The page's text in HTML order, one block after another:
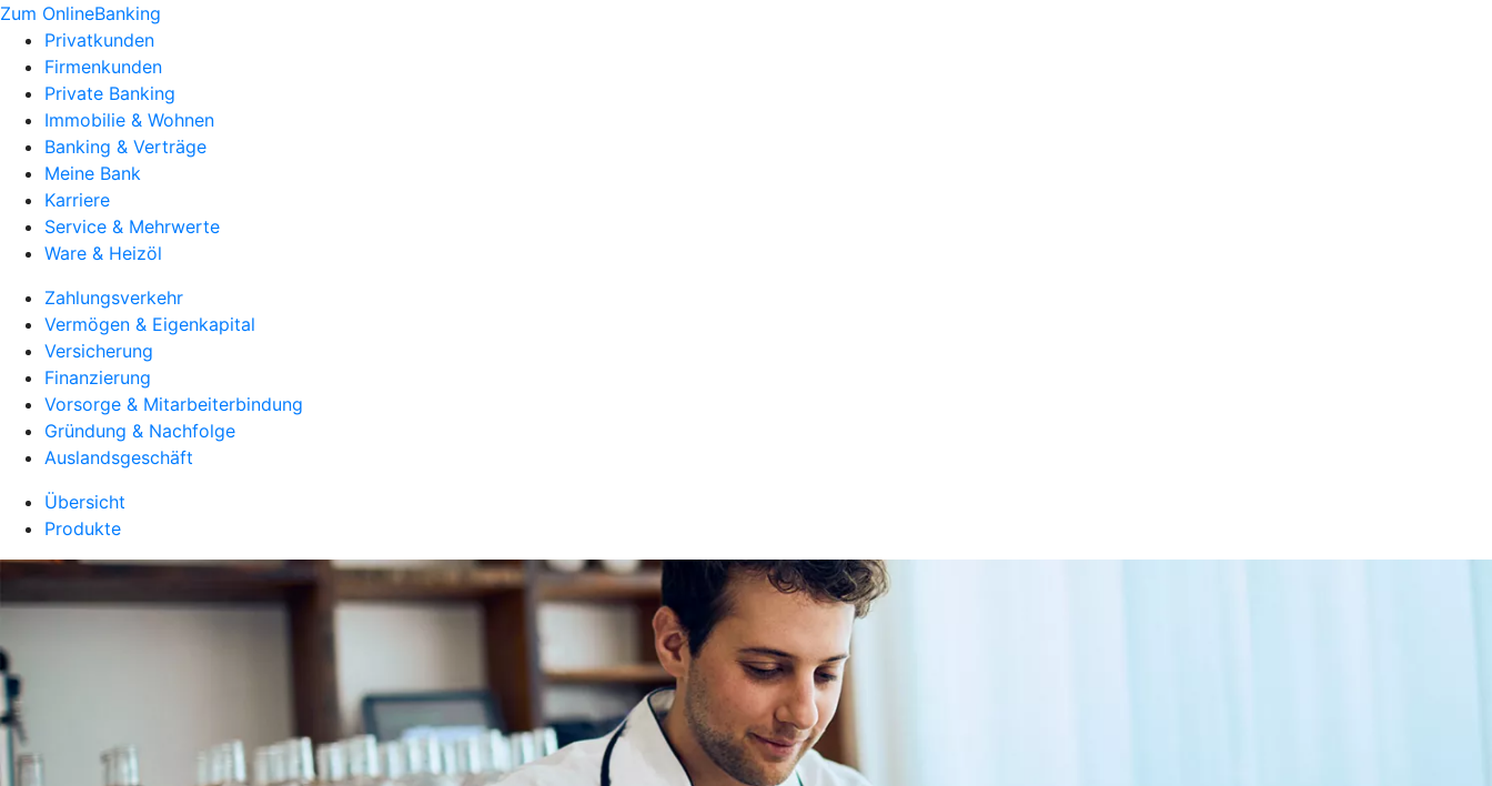
Zum OnlineBanking
Privatkunden
Firmenkunden
Private Banking
Immobilie & Wohnen
Banking & Verträge
Meine Bank
Karriere
Service & Mehrwerte
Ware & Heizöl
Zahlungsverkehr
Vermögen & Eigenkapital
Versicherung
Finanzierung
Vorsorge & Mitarbeiterbindung
Gründung & Nachfolge
Auslandsgeschäft
Übersicht
Produkte